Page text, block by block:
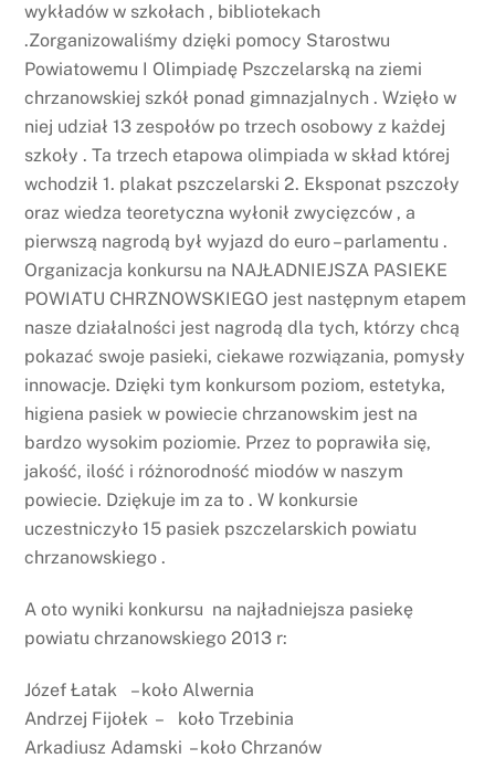
wykładów w szkołach , bibliotekach
.Zorganizowaliśmy dzięki pomocy Starostwu
Powiatowemu I Olimpiadę Pszczelarską na ziemi
chrzanowskiej szkół ponad gimnazjalnych . Wzięło w
niej udział 13 zespołów po trzech osobowy z każdej
szkoły . Ta trzech etapowa olimpiada w skład której
wchodził 1. plakat pszczelarski 2. Eksponat pszczoły
oraz wiedza teoretyczna wyłonił zwycięzców , a
pierwszą nagrodą był wyjazd do euro – parlamentu .
Organizacja konkursu na NAJŁADNIEJSZA PASIEKE
POWIATU CHRZNOWSKIEGO jest następnym etapem
nasze działalności jest nagrodą dla tych, którzy chcą
pokazać swoje pasieki, ciekawe rozwiązania, pomysły
innowacje. Dzięki tym konkursom poziom, estetyka,
higiena pasiek w powiecie chrzanowskim jest na
bardzo wysokim poziomie. Przez to poprawiła się,
jakość, ilość i różnorodność miodów w naszym
powiecie. Dziękuje im za to . W konkursie
uczestniczyło 15 pasiek pszczelarskich powiatu
chrzanowskiego .
A oto wyniki konkursu na najładniejsza pasiekę
powiatu chrzanowskiego 2013 r:
Józef Łatak – koło Alwernia
Andrzej Fijołek – koło Trzebinia
Arkadiusz Adamski – koło Chrzanów